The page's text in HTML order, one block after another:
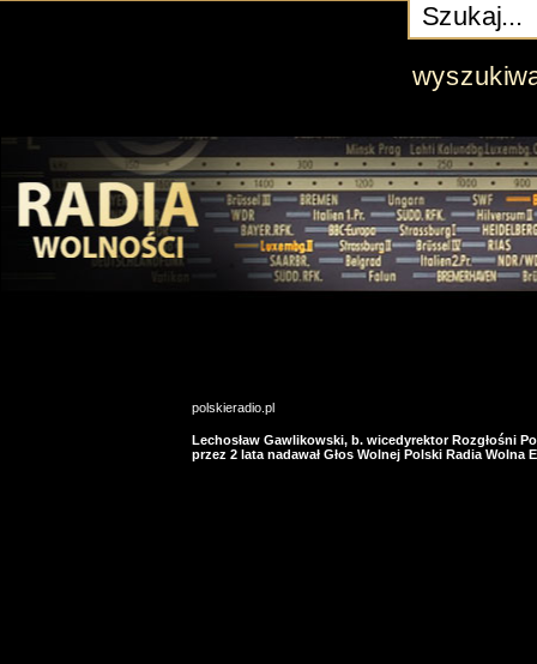
polskieradio.pl
Lechosław Gawlikowski, b. wicedyrektor Rozgłośni
przez 2 lata nadawał Głos Wolnej Polski Radia Wolna